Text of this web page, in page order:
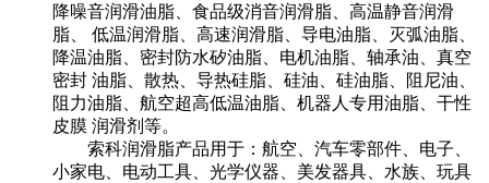
降噪音润滑油脂、食品级消音润滑脂、高温静音润滑
脂、 低温润滑脂、高速润滑脂、导电油脂、灭弧油脂、
降温油脂、密封防水矽油脂、电机油脂、轴承油、真空
密封 油脂、散热、导热硅脂、硅油、硅油脂、阻尼油、
阻力油脂、航空超高低温油脂、机器人专用油脂、干性
皮膜 润滑剂等。
索科润滑脂产品用于：航空、汽车零部件、电子、
小家电、电动工具、光学仪器、美发器具、水族、玩具